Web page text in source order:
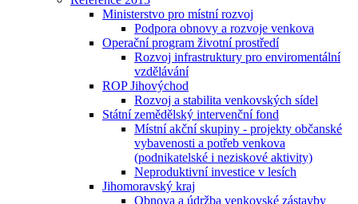
Ministerstvo pro místní rozvoj
Podpora obnovy a rozvoje venkova
Operační program životní prostředí
Rozvoj infrastruktury pro enviromentální
vzdělávání
ROP Jihovýchod
Rozvoj a stabilita venkovských sídel
Státní zemědělský intervenční fond
Místní akční skupiny - projekty občanské
vybavenosti a potřeb venkova
(podnikatelské i neziskové aktivity)
Neproduktivní investice v lesích
Jihomoravský kraj
Obnova a údržba venkovské zástavby